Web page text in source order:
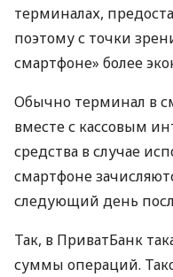
терминалах,
поэтому с точки
смартфоне» более
Обычно терминал в
вместе с кассовым
средства в случае
смартфоне
следующий день
Так, в ПриватБанк
суммы операций.